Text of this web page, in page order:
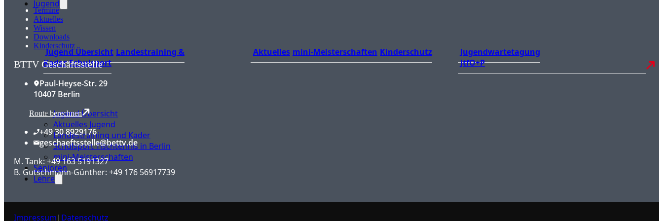
Jugend
Jugend Übersicht Landestraining &
Kader Schulsport
Aktuelles mini-Meisterschaften Kinderschutz
Jugendwartetagung
JtfO+P
Jugend Übersicht
Aktuelles Jugend
Landestraining und Kader
Schulsport Tischtennis in Berlin
mini-Meisterschaften
Senioren
Lehre
Termine
Aktuelles
Wissen
Downloads
Kinderschutz
BTTV Geschäftsstelle
Paul-Heyse-Str. 29
10407 Berlin
Route berechnen
+49 30 8929176
geschaeftsstelle@bettv.de
M. Tank: +49 163 5191327
B. Gutschmann-Günther: +49 176 56917739
Impressum| Datenschutz